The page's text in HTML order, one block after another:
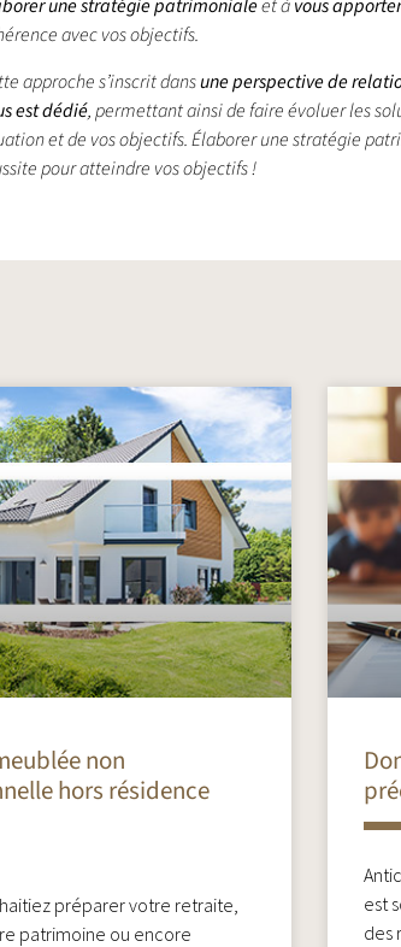
une stratégie patrimonialeet àvous
avec vos objectifs.
approche s’inscrit dansune perspective de
est dédié, permettant ainsi de faire évoluer les
et de vos objectifs.Élaborer une stratégie
pour atteindre vos objectifs !
non
hors résidence
préparer votre retraite,
patrimoine ou encore
est
des